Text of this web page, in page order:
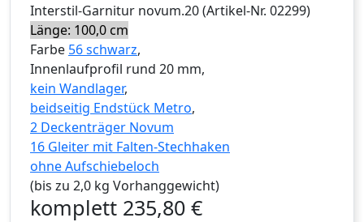
Interstil-Garnitur novum.20(Artikel-Nr. 02299)
Länge: 100,0 cm
Farbe 56 schwarz,
Innenlaufprofil rund 20 mm,
kein Wandlager,
beidseitig Endstück Metro,
2 Deckenträger Novum
16 Gleiter mit Falten-Stechhaken
ohne Aufschiebeloch
(bis zu 2,0 kg Vorhanggewicht)
komplett 235,80 €